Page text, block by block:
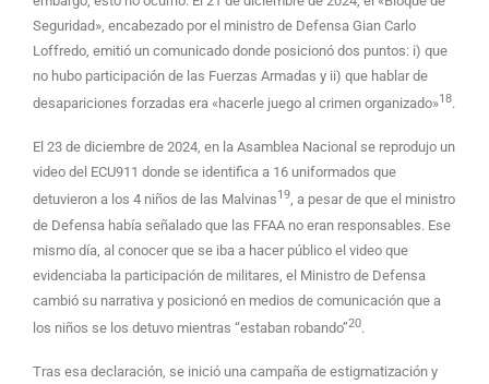
Seguridad», encabezado por el ministro de Defensa Gian Carlo
Loffredo, emitió un comunicado donde posicionó dos puntos: i) que
no hubo participación de las Fuerzas Armadas y ii) que hablar de
desapariciones forzadas era «hacerle juego al crimen organizado»18.
El 23 de diciembre de 2024, en la Asamblea Nacional se reprodujo un
video del ECU911 donde se identifica a 16 uniformados que
detuvieron a los 4 niños de las Malvinas19, a pesar de que el ministro
de Defensa había señalado que las FFAA no eran responsables. Ese
mismo día, al conocer que se iba a hacer público el video que
evidenciaba la participación de militares, el Ministro de Defensa
cambió su narrativa y posicionó en medios de comunicación que a
los niños se los detuvo mientras “estaban robando”20.
Tras esa declaración, se inició una campaña de estigmatización y